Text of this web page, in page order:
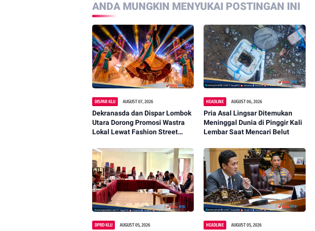
ANDA MUNGKIN MENYUKAI POSTINGAN INI
DISPAR KLU AUGUST 07, 2026
Dekranasda dan Dispar Lombok
Utara Dorong Promosi Wastra
Lokal Lewat Fashion Street
HEADLINE AUGUST 06, 2026
Pria Asal Lingsar Ditemukan
Meninggal Dunia di Pinggir Kali
Lembar Saat Mencari Belut
DPRD KLU AUGUST 05, 2026 HEADLINE AUGUST 05, 2026